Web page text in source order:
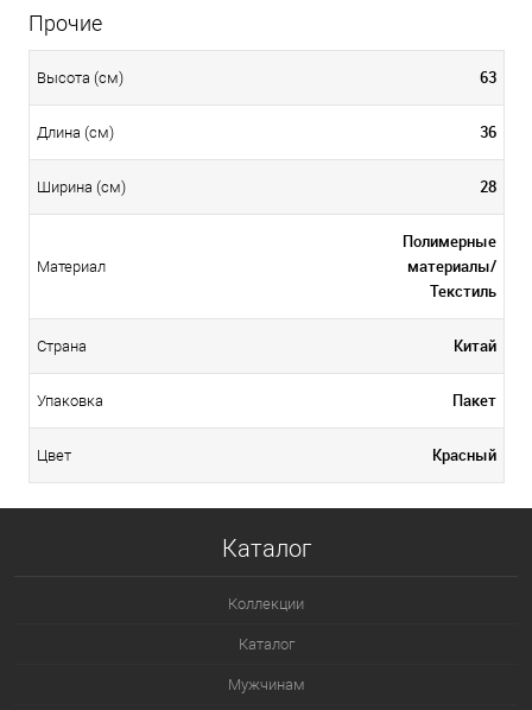
Прочие
Высота (см) 63
Длина (см) 36
Ширина (см) 28
Материал
Полимерные
материалы/
Текстиль
Страна Китай
Упаковка Пакет
Цвет Красный
Каталог
Коллекции
Каталог
Мужчинам